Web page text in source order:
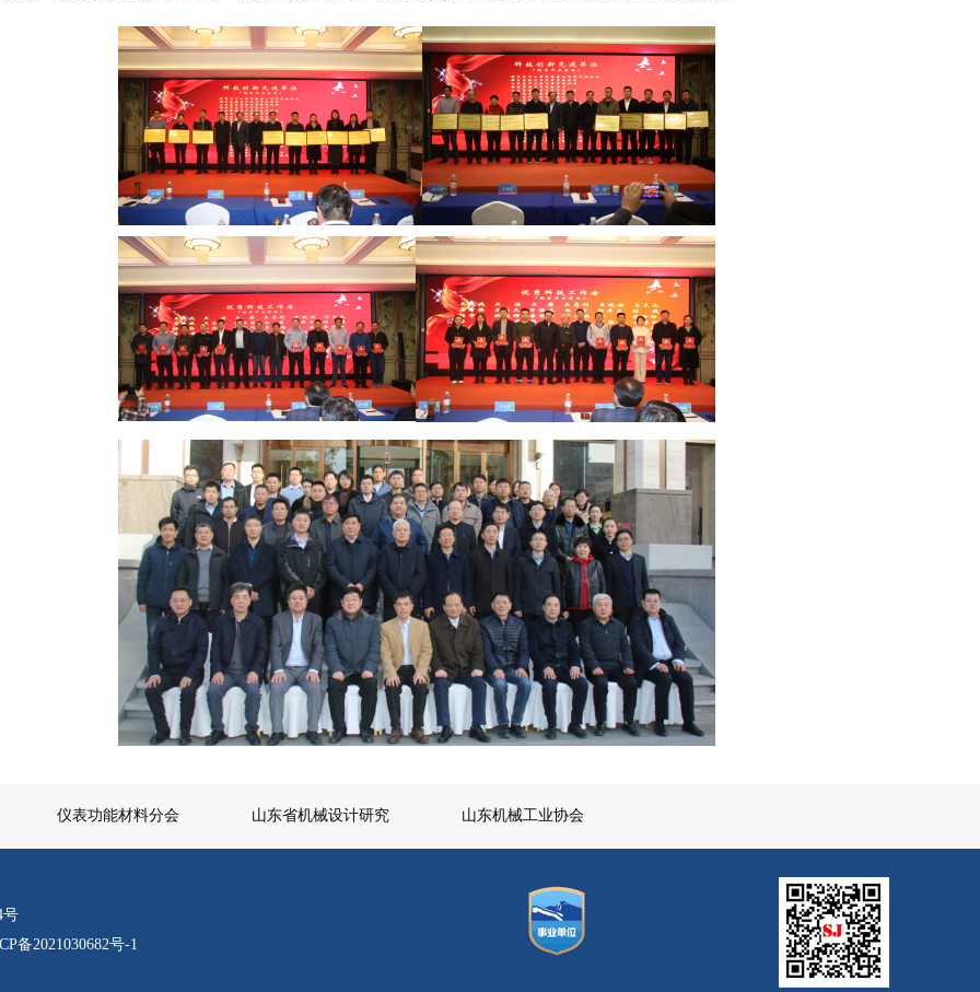
仪表功能材料分会 山东省机械设计研究 山东机械工业协会
号
备2021030682号-1